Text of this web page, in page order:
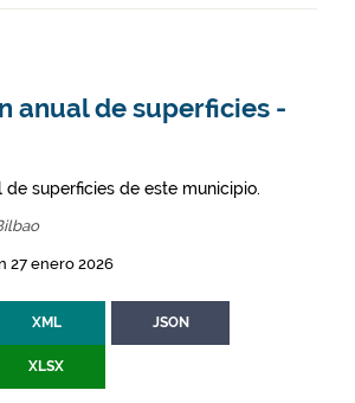
anual de superficies -
de superficies de este municipio.
27 enero 2026
XML JSON
XLSX